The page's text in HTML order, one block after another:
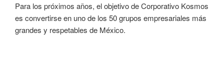
Para los próximos años, el objetivo de Corporativo Kosmos
es convertirse en uno de los 50 grupos empresariales más
grandes y respetables de México.